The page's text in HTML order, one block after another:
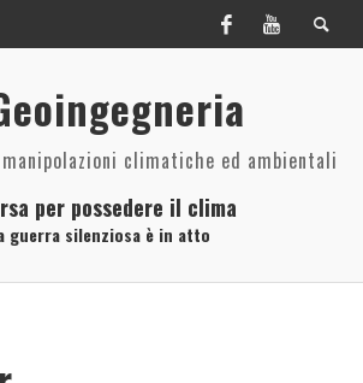
climatiche ed ambientali
per possedere il clima
guerra silenziosa è in atto